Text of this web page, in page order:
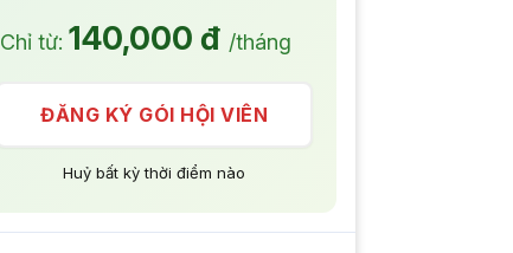
Chỉ từ: 140,000 đ /tháng
ĐĂNG KÝ GÓI HỘI VIÊN
Huỷ bất kỳ thời điểm nào